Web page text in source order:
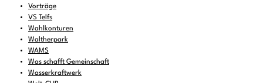
Vorträge
VS Telfs
Wahlkonturen
Waltherpark
WAMS
Was schafft Gemeinschaft
Wasserkraftwerk